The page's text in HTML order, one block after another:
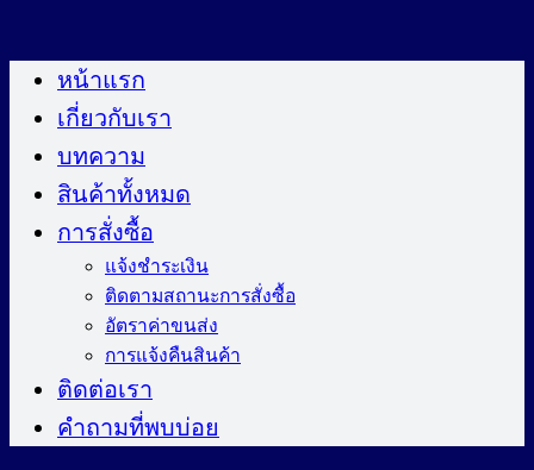
ไป
หน้าแรก
เกี่ยวกับเรา
บทความ
สินค้าทั้งหมด
การสั่งซื้อ
แจ้งชำระเงิน
ติดตามสถานะการสั่งซื้อ
อัตราค่าขนส่ง
การแจ้งคืนสินค้า
ติดต่อเรา
คำถามที่พบบ่อย